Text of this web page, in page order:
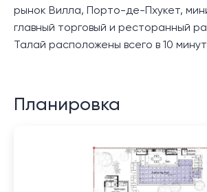
рынок Вилла, Порто-де-Пхукет,
главный торговый и ресторанный
Талай расположены всего в 10
Планировка